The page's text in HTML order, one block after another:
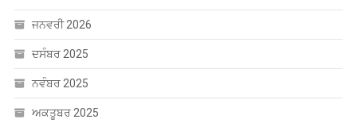
ਜਨਵਰੀ 2026
ਦਸੰਬਰ 2025
ਨਵੰਬਰ 2025
ਅਕਤੂਬਰ 2025